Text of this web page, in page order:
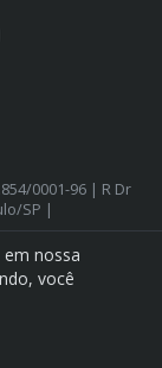
0001-96 | R Dr
SP |
nossa
você